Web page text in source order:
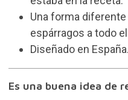
Tote bag de rayas con
12,45€